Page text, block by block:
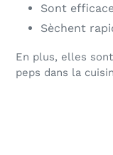
Sont
Sèchent
En plus, elles
peps dans la